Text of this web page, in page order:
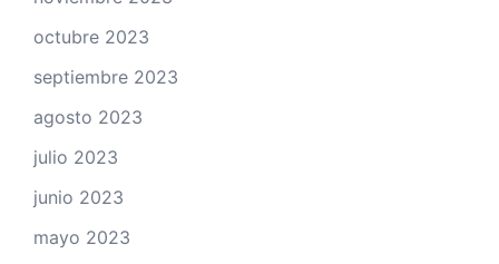
octubre 2023
septiembre 2023
agosto 2023
julio 2023
junio 2023
mayo 2023